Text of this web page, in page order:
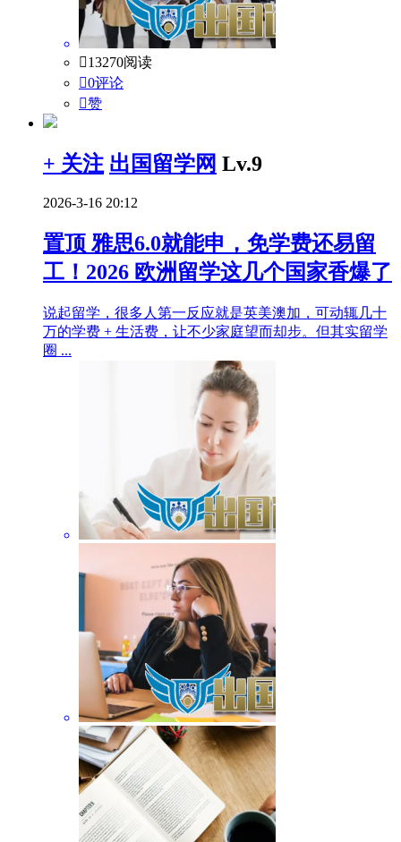
13270阅读
0评论
赞
+ 关注 出国留学网 Lv.9
2026-3-16 20:12
置顶 雅思6.0就能申，免学费还易留
工！2026 欧洲留学这几个国家香爆了
说起留学，很多人第一反应就是英美澳加，可动辄几十
万的学费 + 生活费，让不少家庭望而却步。但其实留学
圈 ...